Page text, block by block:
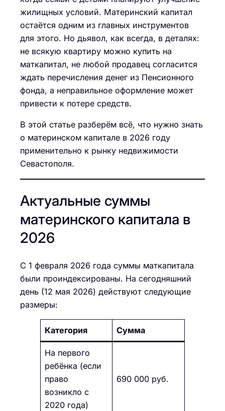
жилищных условий. Материнский капитал
остаётся одним из главных инструментов
для этого. Но дьявол, как всегда, в деталях:
не всякую квартиру можно купить на
маткапитал, не любой продавец согласится
ждать перечисления денег из Пенсионного
фонда, а неправильное оформление может
привести к потере средств.
В этой статье разберём всё, что нужно знать
о материнском капитале в 2026 году
применительно к рынку недвижимости
Севастополя.
Актуальные суммы
материнского капитала в
2026
С 1 февраля 2026 года суммы маткапитала
были проиндексированы. На сегодняшний
день (12 мая 2026) действуют следующие
размеры:
Категория Сумма
На первого
ребёнка (если
право
возникло с
2020 года)
690 000 руб.